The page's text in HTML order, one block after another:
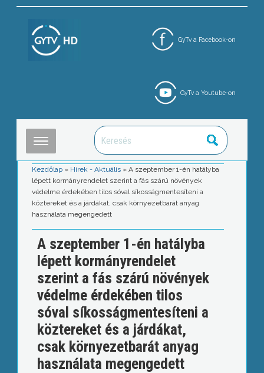
GyTv a Facebook-on
GyTv a Youtube-on
Kezdőlap » Hírek - Aktuális »A szeptember 1-én hatályba
lépett kormányrendelet szerint a fás szárú növények
védelme érdekében tilos sóval síkosságmentesíteni a
köztereket és a járdákat, csak környezetbarát anyag
használata megengedett
A szeptember 1-én hatályba
lépett kormányrendelet
szerint a fás szárú növények
védelme érdekében tilos
sóval síkosságmentesíteni a
köztereket és a járdákat,
csak környezetbarát anyag
használata megengedett